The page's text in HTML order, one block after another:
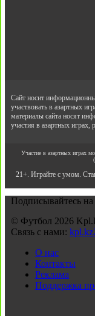
Сайт носит
участвовать в азартных
материалы сайта носят
участия в азартных
Участие в азартных играх
21+. Играйте с умом.
Подписывайтесь на
© Футбол 2026
Связь с нами:
О нас
Контакты
Реклама
Поддержка